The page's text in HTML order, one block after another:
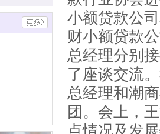
小额贷款公
财小额贷款
总经理分别
了座谈交流
总经理和潮
团。会上，
点情况及发